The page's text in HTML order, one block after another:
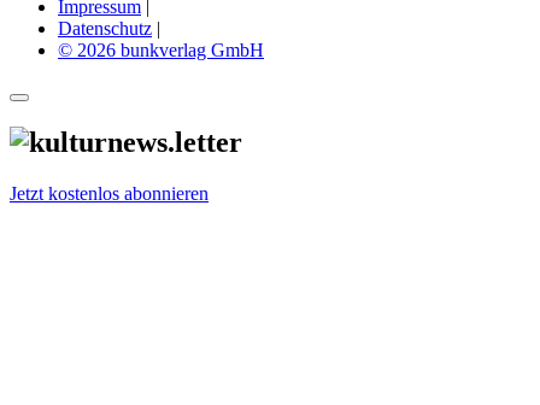
Impressum
Datenschutz |
© 2026 bunkverlag GmbH
Jetzt kostenlos abonnieren